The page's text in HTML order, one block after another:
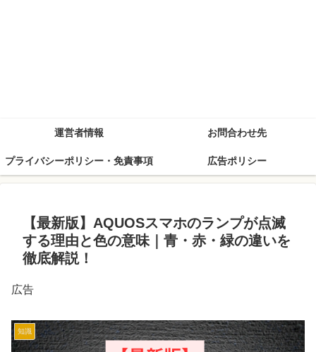
運営者情報 お問合わせ先
プライバシーポリシー・免責事項 広告ポリシー
【最新版】AQUOSスマホのランプが点滅
する理由と色の意味｜青・赤・緑の違いを
徹底解説！
広告
知識